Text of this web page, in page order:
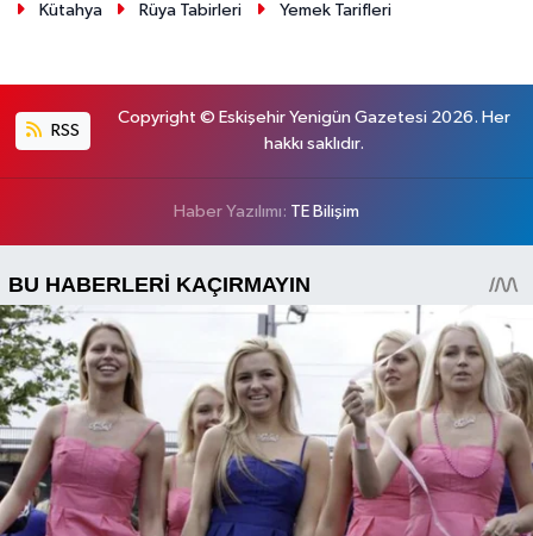
Kütahya
Rüya Tabirleri Yemek Tarifleri
RSS
Copyright © Eskişehir Yenigün Gazetesi 2026. Her
hakkı saklıdır.
Haber Yazılımı: TE Bilişim